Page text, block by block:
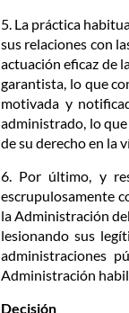
5. La práctica
sus relaciones con
actuación eficaz de
garantista, lo que
motivada y
administrado, lo
de su derecho en la
6. Por último, y
escrupulosamente
la Administración
lesionando sus
administraciones
Administración
Decisión